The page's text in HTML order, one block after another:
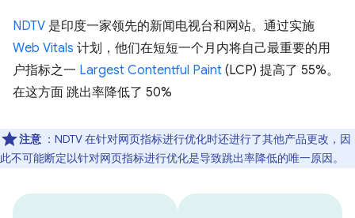
NDTV 是印度一家领先的新闻电视台和网站。通过实施
Web Vitals 计划，他们在短短一个月内将自己最重要的用
户指标之一 Largest Contentful Paint (LCP) 提高了 55%。
在这方面 跳出率降低了 50%
注意 ：NDTV 在针对网页指标进行优化时还进行了其他产品更改，因
此不可能断定以针对网页指标进行优化是导致跳出率降低的唯一原因。